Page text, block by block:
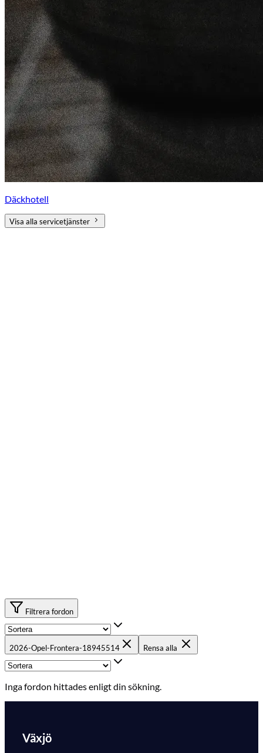
Däckhotell
Visa alla servicetjänster
Filtrera fordon
2026-Opel-Frontera-18945514 Rensa alla
Inga fordon hittades enligt din sökning.
Växjö